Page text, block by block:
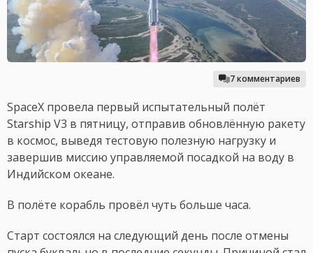
7 комментариев
SpaceX провела первый испытательный полёт
Starship V3 в пятницу, отправив обновлённую ракету
в космос, выведя тестовую полезную нагрузку и
завершив миссию управляемой посадкой на воду в
Индийском океане.
В полёте корабль провёл чуть больше часа.
Старт состоялся на следующий день после отмены